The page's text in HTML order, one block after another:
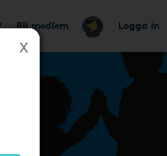
Bli medlem Logga in